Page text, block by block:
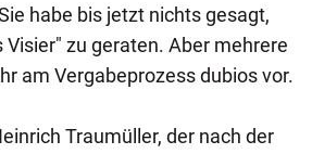
habe bis jetzt nichts gesagt,
Visier" zu geraten. Aber mehrere
am Vergabeprozess dubios vor.
Traumüller, der nach der